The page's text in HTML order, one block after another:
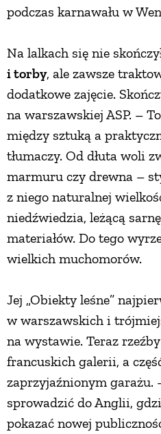
podczas karnawału w
Na lalkach się nie
i torby, ale zawsze
dodatkowe zajęcie.
na warszawskiej ASP. –
między sztuką a
tłumaczy. Od dłuta woli
marmuru czy drewna –
z niego naturalnej
niedźwiedzia, leżącą
materiałów. Do tego
wielkich muchomorów.
Jej „Obiekty leśne”
w warszawskich i
na wystawie. Teraz
francuskich galerii, a
zaprzyjaźnionym garażu.
sprowadzić do Anglii,
pokazać nowej